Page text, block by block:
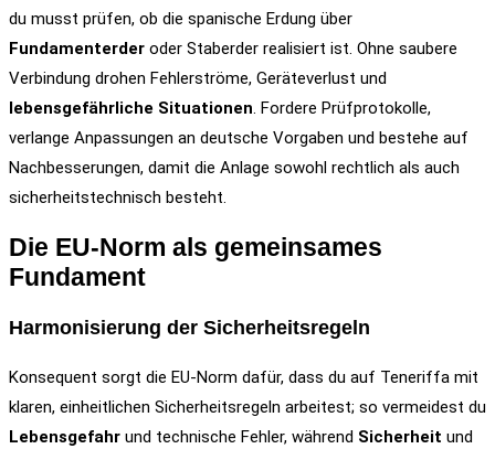
du musst prüfen, ob die spanische Erdung über
Fundamenterder oder Staberder realisiert ist. Ohne saubere
Verbindung drohen Fehlerströme, Geräteverlust und
lebensgefährliche Situationen. Fordere Prüfprotokolle,
verlange Anpassungen an deutsche Vorgaben und bestehe auf
Nachbesserungen, damit die Anlage sowohl rechtlich als auch
sicherheitstechnisch besteht.
Die EU-Norm als gemeinsames
Fundament
Harmonisierung der Sicherheitsregeln
Konsequent sorgt die EU-Norm dafür, dass du auf Teneriffa mit
klaren, einheitlichen Sicherheitsregeln arbeitest; so vermeidest du
Lebensgefahr und technische Fehler, während Sicherheit und